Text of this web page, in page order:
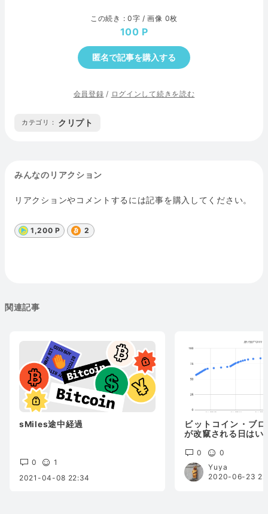
この続き : 0字 / 画像 0枚
100
匿名で記事を購入する
会員登録 / ログインして続きを読む
カテゴリ : クリプト
みんなのリアクション
リアクションやコメントするには記事を購入してください。
1,200 P 2
関連記事
sMiles途中経過
0
1
2021-04-08 22:34
ビットコイン・ブ
が改竄される日はい
0
0
Yuya
2020-06-23